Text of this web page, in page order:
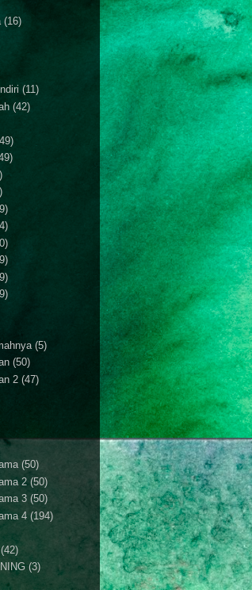
(16)
(11)
(42)
(5)
(50)
2 (47)
(50)
2 (50)
3 (50)
4 (194)
(42)
(3)